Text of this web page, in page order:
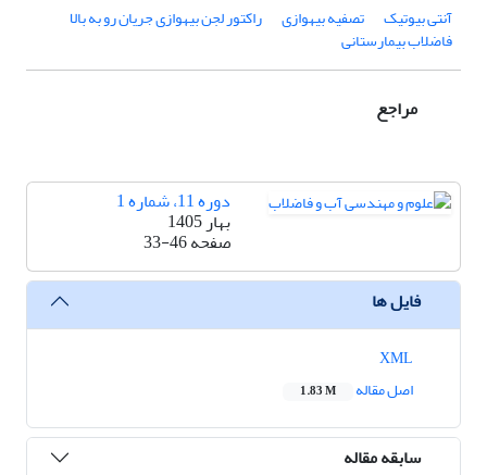
آنتی بیوتیک
تصفیه بی­هوازی راکتور لجن بی­هوازی جریان رو به بالا
فاضلاب بیمارستانی
مراجع
دوره 11، شماره 1
بهار 1405
صفحه33-46
فایل ها
اصل مقاله
1.83 M
سابقه مقاله